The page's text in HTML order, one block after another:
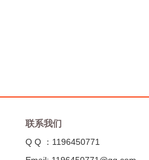
联系我们
Q Q ：1196450771